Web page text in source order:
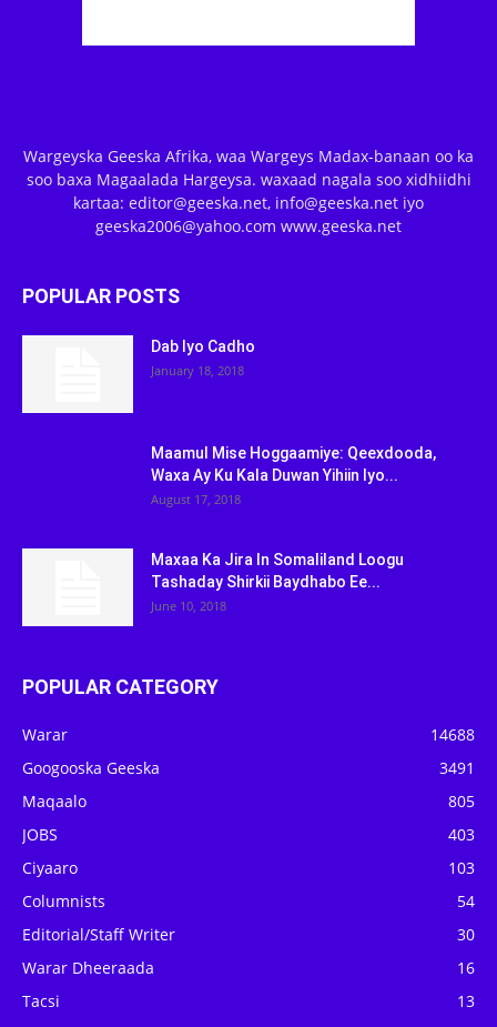
Wargeyska Geeska Afrika, waa Wargeys Madax-banaan oo ka
soo baxa Magaalada Hargeysa. waxaad nagala soo xidhiidhi
kartaa: editor@geeska.net, info@geeska.net iyo
geeska2006@yahoo.com www.geeska.net
POPULAR POSTS
Dab Iyo Cadho
January 18, 2018
Maamul Mise Hoggaamiye: Qeexdooda,
Waxa Ay Ku Kala Duwan Yihiin Iyo...
August 17, 2018
Maxaa Ka Jira In Somaliland Loogu
Tashaday Shirkii Baydhabo Ee...
June 10, 2018
POPULAR CATEGORY
Warar
14688
Googooska Geeska
3491
Maqaalo
805
JOBS
403
Ciyaaro
103
Columnists
54
Editorial/Staff Writer
30
Warar Dheeraada
16
Tacsi
13